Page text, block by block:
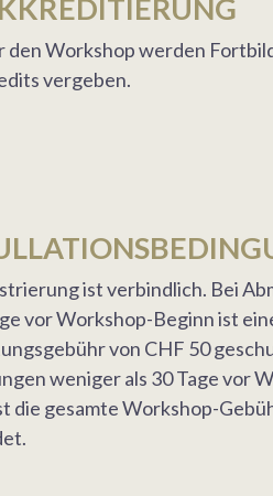
den Workshop werden
vergeben.
ist verbindlich. Bei
vor Workshop-Beginn ist
von CHF 50
weniger als 30 Tage vor
die gesamte Workshop-